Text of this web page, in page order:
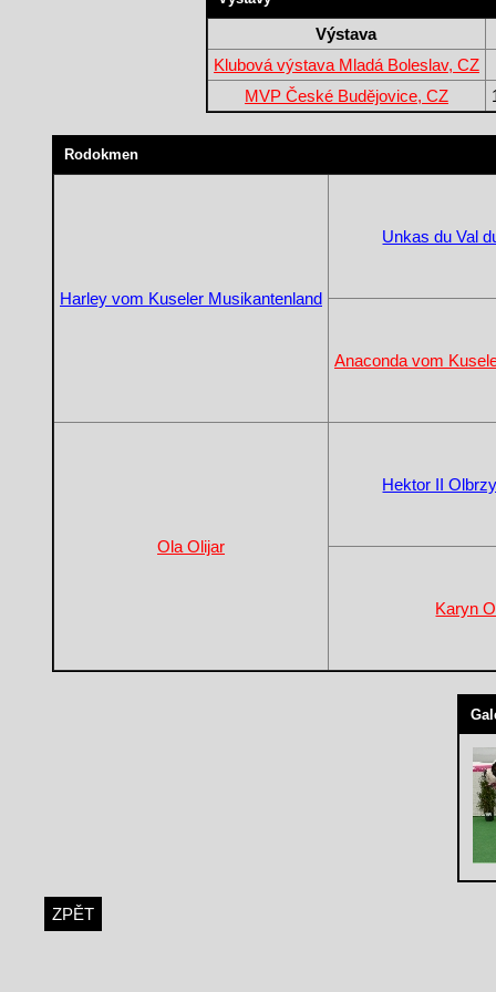
Výstava
Klubová výstava Mladá Boleslav, CZ
MVP České Budějovice, CZ
Rodokmen
Harley vom Kuseler Musikantenland
Unkas du Val
Anaconda vom
Ola Olijar
Hektor II
Karyn
ZPĚT